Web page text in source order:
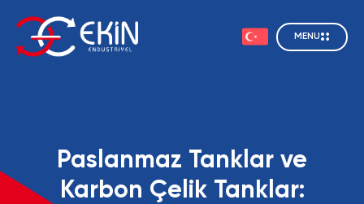
MENU
Paslanmaz Tanklar ve
Karbon Çelik Tanklar: